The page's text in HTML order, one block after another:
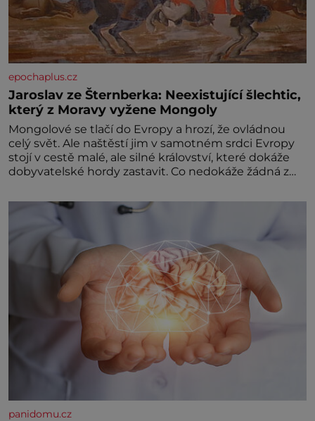
epochaplus.cz
Jaroslav ze Šternberka: Neexistující šlechtic,
který z Moravy vyžene Mongoly
Mongolové se tlačí do Evropy a hrozí, že ovládnou
celý svět. Ale naštěstí jim v samotném srdci Evropy
stojí v cestě malé, ale silné království, které dokáže
dobyvatelské hordy zastavit. Co nedokáže žádná z
král. Nebo že by ne? Mongolové od roku 1223
postupují podél Kaspického a Azovského moře,
panidomu.cz